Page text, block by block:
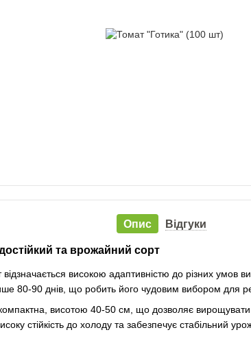
Опис Відгуки
та врожайний сорт
високою адаптивністю до різних умов
80-90 днів, що робить його чудовим вибором для
висотою 40-50 см, що дозволяє вирощувати
стійкість до холоду та забезпечує стабільний